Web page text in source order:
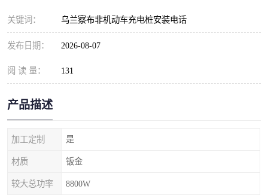
关键词： 乌兰察布非机动车充电桩安装电话
发布日期： 2026-08-07
阅 读 量： 131
产品描述
加工定制 是
材质 钣金
较大总功率 8800W